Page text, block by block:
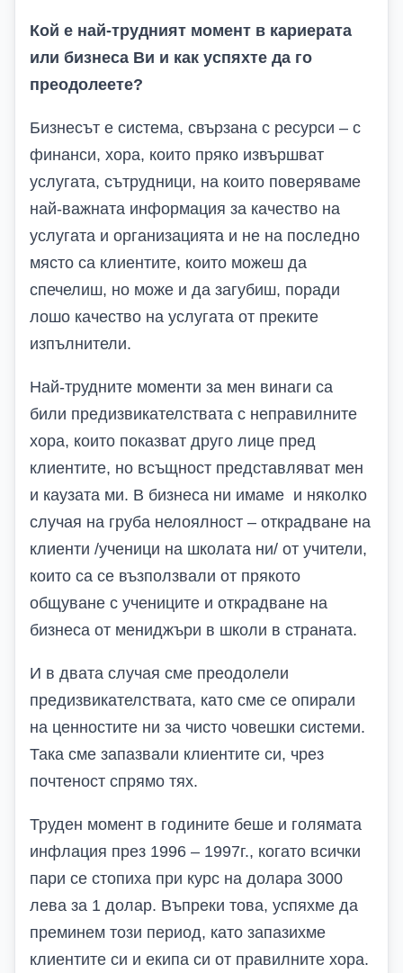
Кой е най-трудният момент в кариерата
или бизнеса Ви и как успяхте да го
преодолеете?
Бизнесът е система, свързана с ресурси – с
финанси, хора, които пряко извършват
услугата, сътрудници, на които поверяваме
най-важната информация за качество на
услугата и организацията и не на последно
място са клиентите, които можеш да
спечелиш, но може и да загубиш, поради
лошо качество на услугата от преките
изпълнители.
Най-трудните моменти за мен винаги са
били предизвикателствата с неправилните
хора, които показват друго лице пред
клиентите, но всъщност представляват мен
и каузата ми. В бизнеса ни имаме и няколко
случая на груба нелоялност – открадване на
клиенти /ученици на школата ни/ от учители,
които са се възползвали от прякото
общуване с учениците и открадване на
бизнеса от мениджъри в школи в страната.
И в двата случая сме преодолели
предизвикателствата, като сме се опирали
на ценностите ни за чисто човешки системи.
Така сме запазвали клиентите си, чрез
почтеност спрямо тях.
Труден момент в годините беше и голямата
инфлация през 1996 – 1997г., когато всички
пари се стопиха при курс на долара 3000
лева за 1 долар. Въпреки това, успяхме да
преминем този период, като запазихме
клиентите си и екипа си от правилните хора.